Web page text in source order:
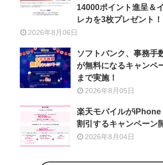
14000ポイント進呈＆
レカを3枚プレゼント！
2026年8月06日
ソフトバンク、事務手
が無料になるキャンペ
まで実施！
2026年8月05日
楽天モバイルがiPhone
割引するキャンペーン
2026年8月04日